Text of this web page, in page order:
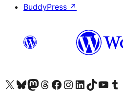
BuddyPress ↗
আমাৰ X (আগৰ Twitter) একাউণ্টলৈ যাওকআমাৰ Bluesky একাউণ্টলৈ যাওকআমাৰ Mastodon একাউণ্টলৈ যাওকআমাৰ Threads একাউণ্টলৈ যাওকআমাৰ Facebook পৃষ্ঠালৈ যাওকআমাৰ Instagram একাউণ্টলৈ যাওকআমাৰ LinkedIn একাউণ্টলৈ যাওকআমাৰ TikTok একাউণ্টলৈ যাওকআমাৰ YouTube চেনেললৈ যাওকআমাৰ Tumblr একাউণ্টলৈ যাওক